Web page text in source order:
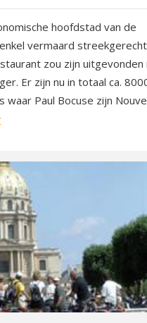
hoofdstad van de
vermaard
zou zijn uitgevonden
Er zijn nu in totaal ca.
Paul Bocuse zijn